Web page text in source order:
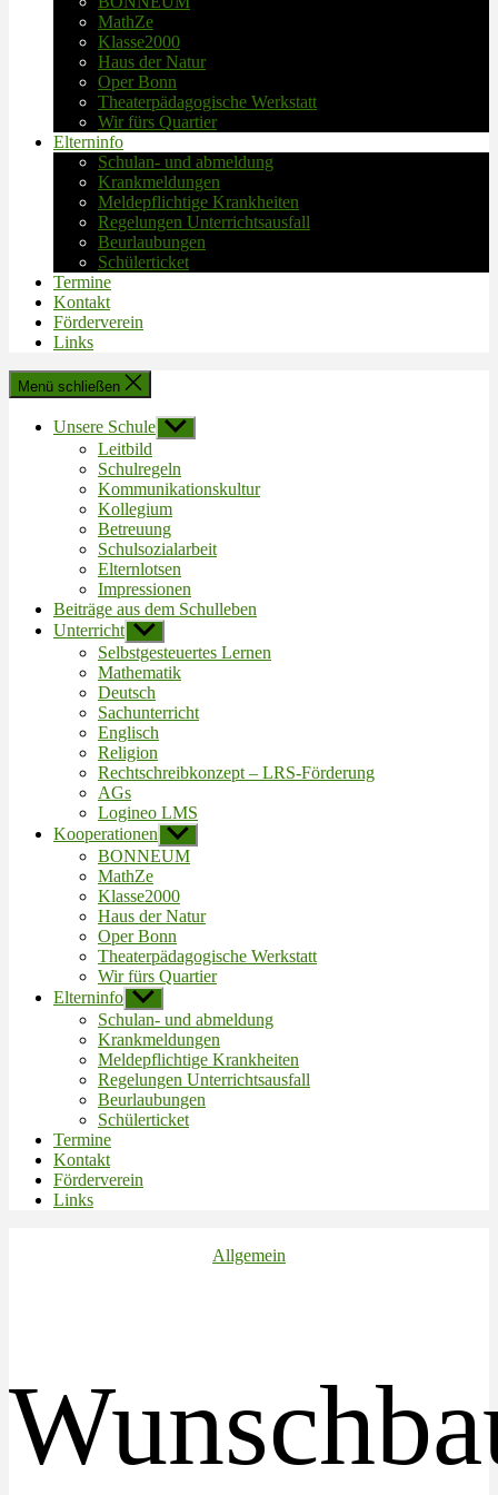
MathZe
Klasse2000
Haus der Natur
Oper Bonn
Theaterpädagogische Werkstatt
Wir fürs Quartier
Elterninfo
Schulan- und abmeldung
Krankmeldungen
Meldepflichtige Krankheiten
Regelungen Unterrichtsausfall
Beurlaubungen
Schülerticket
Termine
Kontakt
Förderverein
Links
Menü schließen
Unsere Schule Untermenü
anzeigen
Leitbild
Schulregeln
Kommunikationskultur
Kollegium
Betreuung
Schulsozialarbeit
Elternlotsen
Impressionen
Beiträge aus dem Schulleben
Unterricht Untermenü
anzeigen
Selbstgesteuertes Lernen
Mathematik
Deutsch
Sachunterricht
Englisch
Religion
Rechtschreibkonzept – LRS-Förderung
AGs
Logineo LMS
Kooperationen Untermenü
anzeigen
BONNEUM
MathZe
Klasse2000
Haus der Natur
Oper Bonn
Theaterpädagogische Werkstatt
Wir fürs Quartier
Elterninfo Untermenü
anzeigen
Schulan- und abmeldung
Krankmeldungen
Meldepflichtige Krankheiten
Regelungen Unterrichtsausfall
Beurlaubungen
Schülerticket
Termine
Kontakt
Förderverein
Links
Kategorien
Allgemein